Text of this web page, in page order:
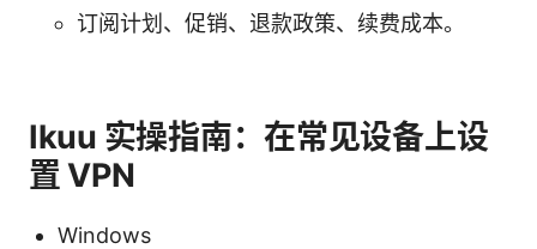
订阅计划、促销、退款政策、续费成本。
Ikuu 实操指南：在常见设备上设
置 VPN
Windows